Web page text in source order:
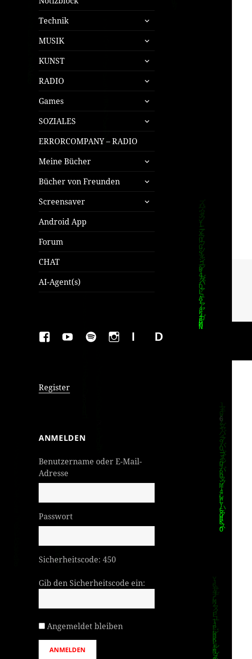
Technik
untermenü
öffnen
MUSIK
untermenü
öffnen
KUNST
untermenü
öffnen
RADIO
untermenü
öffnen
Games
untermenü
öffnen
SOZIALES
untermenü
öffnen
ERRORCOMPANY – RADIO
Meine Bücher
untermenü
öffnen
Bücher von Freunden
untermenü
öffnen
Screensaver
untermenü
öffnen
Android App
Forum
CHAT
AI-Agent(s)
FAKEBOOK
YOUTUBESPOTIFYINSTAGRAM
IMPRESSUMDatenschutzerklärung
Register
ANMELDEN
Benutzername oder E-Mail-
Adresse
Passwort
Sicherheitscode: 450
Gib den Sicherheitscode ein:
Angemeldet bleiben
ANMELDEN